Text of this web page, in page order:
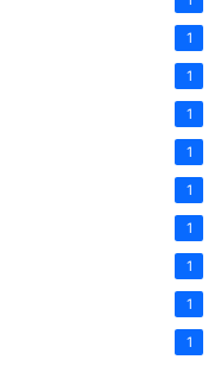
1
1
1
1
1
1
1
1
1